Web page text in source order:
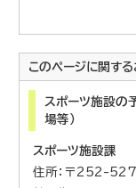
このページに関する
スポーツ施設の
場等）
スポーツ施設課
住所：〒252-